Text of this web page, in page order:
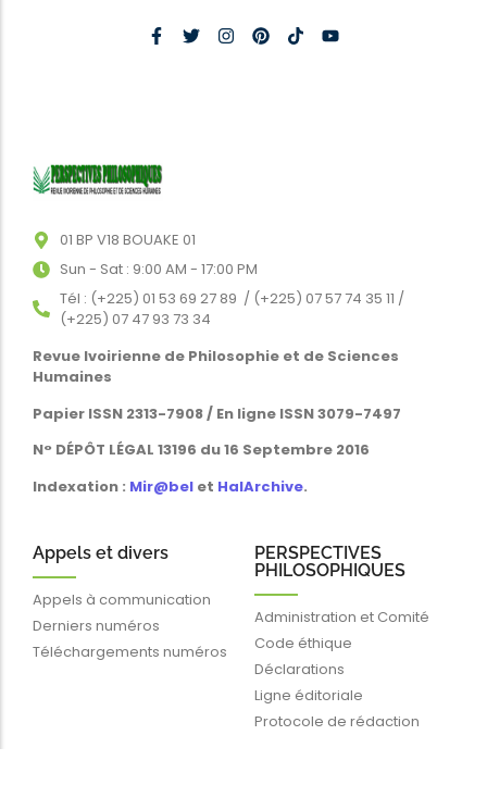
01 BP V18 BOUAKE 01
Sun - Sat : 9:00 AM - 17:00 PM
Tél : (+225) 01 53 69 27 89 / (+225) 07 57 74 35 11 /
(+225) 07 47 93 73 34
Revue Ivoirienne de Philosophie et de Sciences
Humaines
Papier ISSN 2313-7908 / En ligne ISSN 3079-7497
N° DÉPÔT LÉGAL 13196 du 16 Septembre 2016
Indexation : Mir@bel et HalArchive.
Appels et divers
Appels à communication
Derniers numéros
Téléchargements numéros
PERSPECTIVES
PHILOSOPHIQUES
Administration et Comité
Code éthique
Déclarations
Ligne éditoriale
Protocole de rédaction